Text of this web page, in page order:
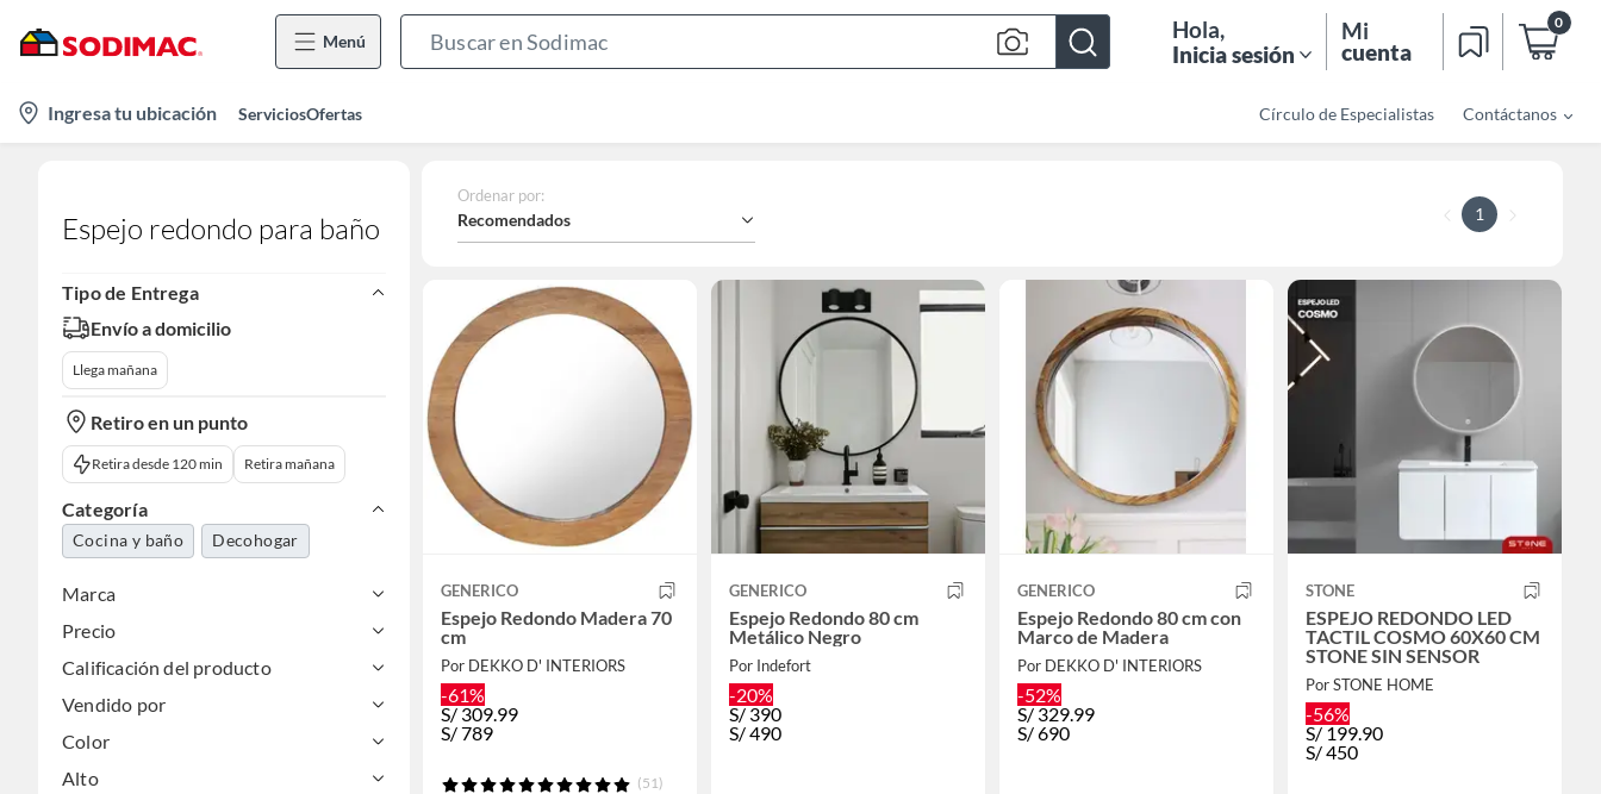
Menú
Bar
Hola,
Inicia sesión
Mi
cuenta
0
location-
icon
Ingresa tu ubicación ServiciosOfertas Círculo de Especialistas Contáctanos
Espejo redondo para baño
Tipo de Entrega
Envío a domicilio
Llega mañana
Retiro en un punto
Retira desde 120 min Retira mañana
Categoría
Cocina y baño Decohogar
Marca
Precio
Calificación del producto
Vendido por
Color
Alto
Ordenar por:
Recomendados 1
GENERICO
Espejo Redondo Madera 70
cm
Por DEKKO D' INTERIORS
-61%
S/309.99
S/789
(51)
GENERICO
Espejo Redondo 80 cm
Metálico Negro
Por Indefort
-20%
S/390
S/490
GENERICO
Espejo Redondo 80 cm con
Marco de Madera
Por DEKKO D' INTERIORS
-52%
S/329.99
S/690
STONE
ESPEJO REDONDO LED
TACTIL COSMO 60X60 CM
STONE SIN SENSOR
Por STONE HOME
-56%
S/199.90
S/450